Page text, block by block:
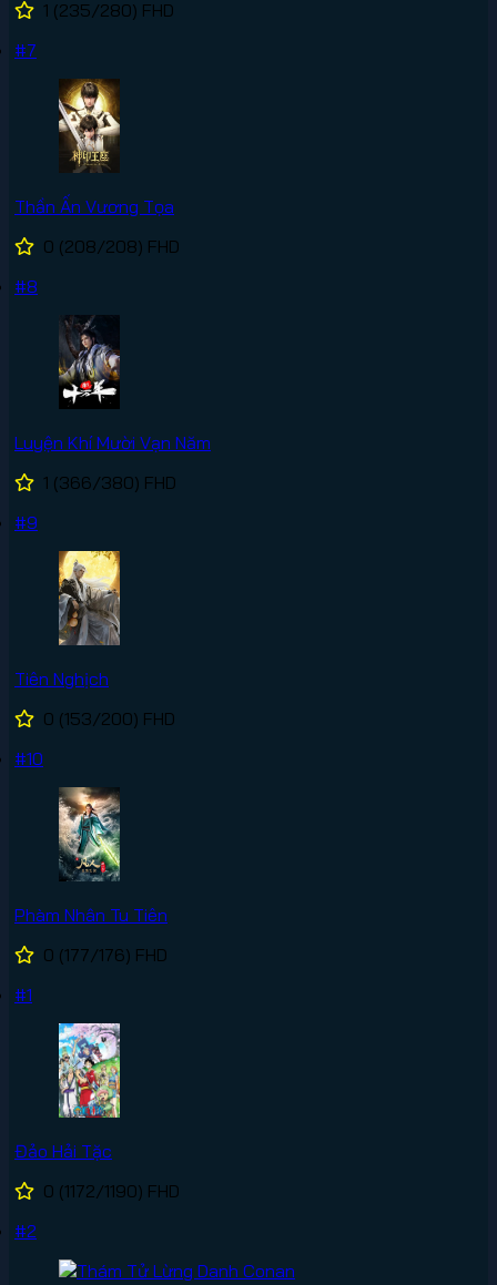
1 (235/280) FHD
#7
Thần Ấn Vương Tọa
0 (208/208) FHD
#8
Luyện Khí Mười Vạn Năm
1 (366/380) FHD
#9
Tiên Nghịch
0 (153/200) FHD
#10
Phàm Nhân Tu Tiên
0 (177/176) FHD
#1
Đảo Hải Tặc
0 (1172/1190) FHD
#2